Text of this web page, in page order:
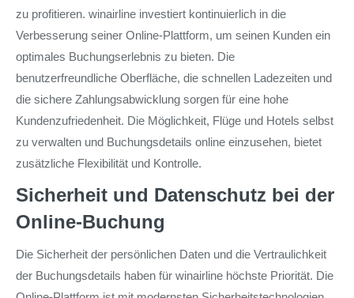
zu profitieren. winairline investiert kontinuierlich in die
Verbesserung seiner Online-Plattform, um seinen Kunden ein
optimales Buchungserlebnis zu bieten. Die
benutzerfreundliche Oberfläche, die schnellen Ladezeiten und
die sichere Zahlungsabwicklung sorgen für eine hohe
Kundenzufriedenheit. Die Möglichkeit, Flüge und Hotels selbst
zu verwalten und Buchungsdetails online einzusehen, bietet
zusätzliche Flexibilität und Kontrolle.
Sicherheit und Datenschutz bei der
Online-Buchung
Die Sicherheit der persönlichen Daten und die Vertraulichkeit
der Buchungsdetails haben für winairline höchste Priorität. Die